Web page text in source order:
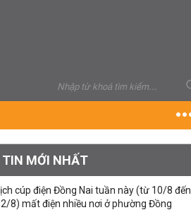
TIN MỚI NHẤT
cúp điện Đồng Nai tuần này (từ 10/8 đến
8) mất điện nhiều nơi ở phường Đồng